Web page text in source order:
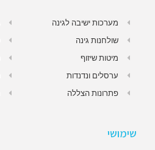
מערכות ישיבה לגינה
שולחנות גינה
מיטות שיזוף
ערסלים ונדנדות
פתרונות הצללה
שימושי